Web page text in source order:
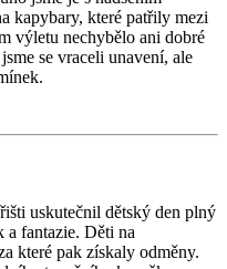
kapybary, které patřily mezi
výletu nechybělo ani dobré
se vraceli unavení, ale
uskutečnil dětský den plný
a fantazie. Děti na
které pak získaly odměny.